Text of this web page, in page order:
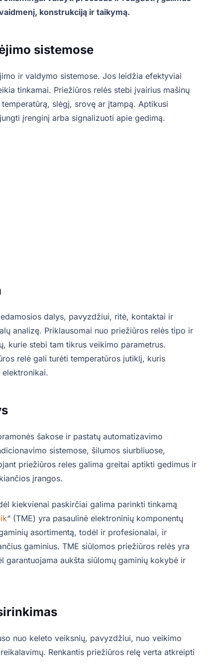
konstrukciją ir taikymą.
sistemose
ir valdymo sistemose. Jos leidžia efektyviai
tinkamai. Priežiūros relės stebi įvairius mašinų
slėgį, srovę ar įtampą. Aptikusi
įrenginį arba signalizuoti apie gedimą.
dalys, pavyzdžiui, ritė, kontaktai ir
analizę. Priklausomai nuo priežiūros relės tipo ir
kurie stebi tam tikrus veikimo parametrus.
relė gali turėti temperatūros jutiklį, kuris
šakose ir pastatų automatizavimo
sistemose, šilumos siurbliuose,
priežiūros reles galima greitai aptikti gedimus ir
įrangos.
kiekvienai paskirčiai galima parinkti tinkamą
“ (TME) yra pasaulinė elektroninių komponentų
asortimentą, todėl ir profesionalai, ir
gaminius. TME siūlomos priežiūros relės yra
aukšta siūlomų gaminių kokybė ir
nuo keleto veiksnių, pavyzdžiui, nuo veikimo
Renkantis priežiūros relę verta atkreipti